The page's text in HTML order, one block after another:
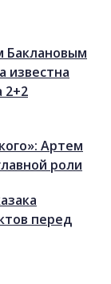
Баклановым
известна
2+2
Артем
роли
перед